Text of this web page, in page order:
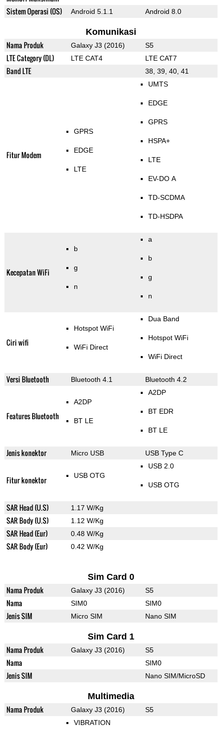
Sistem Operasi (OS) Android 5.1.1 Android 8.0
Komunikasi
Nama Produk Galaxy J3 (2016) S5
LTE Category (DL) LTE CAT4 LTE CAT7
Band LTE 38, 39, 40, 41
Fitur Modem
GPRS
EDGE
LTE
UMTS
EDGE
GPRS
HSPA+
LTE
EV-DO A
TD-SCDMA
TD-HSDPA
Kecepatan WiFi
b
g
n
a
b
g
n
Ciri wifi
Hotspot WiFi
WiFi Direct
Dua Band
Hotspot WiFi
WiFi Direct
Versi Bluetooth Bluetooth 4.1 Bluetooth 4.2
Features Bluetooth
A2DP
BT LE
A2DP
BT EDR
BT LE
Jenis konektor Micro USB USB Type C
Fitur konektor USB OTG
USB 2.0
USB OTG
SAR Head (U.S) 1.17 W/Kg
SAR Body (U.S) 1.12 W/Kg
SAR Head (Eur) 0.48 W/Kg
SAR Body (Eur) 0.42 W/Kg
Sim Card 0
Nama Produk Galaxy J3 (2016) S5
Nama SIM0 SIM0
Jenis SIM Micro SIM Nano SIM
Sim Card 1
Nama Produk Galaxy J3 (2016) S5
Nama SIM0
Jenis SIM Nano SIM/MicroSD
Multimedia
Nama Produk Galaxy J3 (2016)
S5
VIBRATION